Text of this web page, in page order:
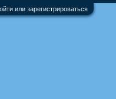
или зарегистрироваться